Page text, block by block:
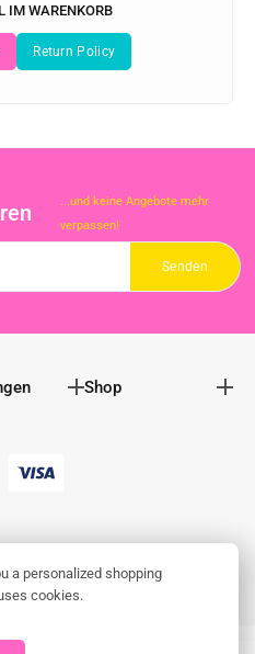
IM WARENKORB
...und keine Angebote mehr
verpassen!
Shop
a personalized shopping
cookies.